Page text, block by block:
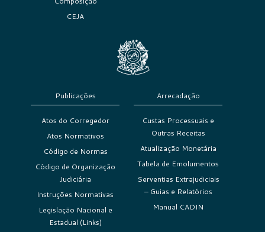
CEJA
Publicações
Atos do Corregedor
Atos Normativos
Código de Normas
Código de Organização
Judiciária
Instruções Normativas
Legislação Nacional e
Estadual (Links)
Arrecadação
Custas Processuais e
Outras Receitas
Atualização Monetária
Tabela de Emolumentos
Serventias Extrajudiciais
– Guias e Relatórios
Manual CADIN